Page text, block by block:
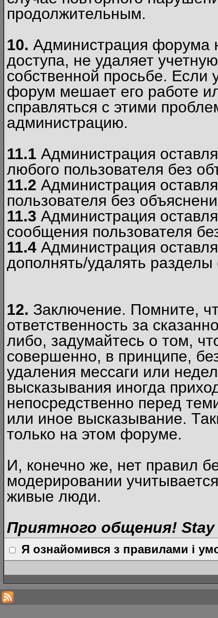
продолжительным.
10. Администрация форума
доступа, не удаляет
собственной просьбе. Если
форум мешает его работе
справляться с этими
администрацию.
11.1 Администрация
любого пользователя без
11.2 Администрация
пользователя без
11.3 Администрация
сообщения пользователя
11.4 Администрация
дополнять/удалять
12. Заключение. Помните,
ответственность за
либо, задумайтесь о том,
совершенно, в принципе,
удаления мессаги или
высказывания иногда
непосредственно перед
или иное высказывание.
только на этом форуме.
И, конечно же, нет правил
модерировании
живые люди.
Приятного общения! Stay
Я ознайомився з правилами і